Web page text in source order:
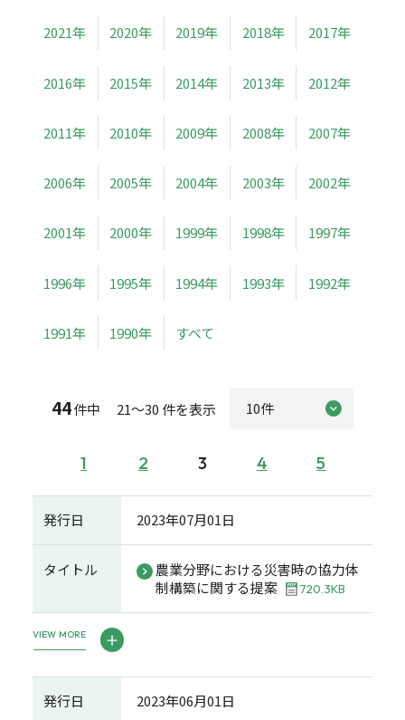
2021年 2020年 2019年 2018年 2017年
2016年 2015年 2014年 2013年 2012年
2011年 2010年 2009年 2008年 2007年
2006年 2005年 2004年 2003年 2002年
2001年 2000年 1999年 1998年 1997年
1996年 1995年 1994年 1993年 1992年
1991年 1990年 すべて
44件中 21～30 件を表示
1 2 3 4 5
発行日 2023年07月01日
タイトル
農業分野における災害時の協力体
制構築に関する提案
720.3KB
VIEW MORE
発行日 2023年06月01日